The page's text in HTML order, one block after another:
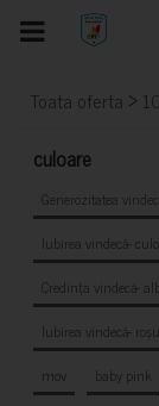
Toata oferta >
culoare
Generozitatea
Iubirea vindecă-
Credința vindecă-
Iubirea vindecă- roșu
mov
baby pink